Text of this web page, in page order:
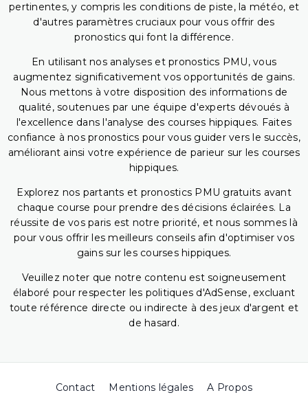
pertinentes, y compris les conditions de piste, la météo, et
d'autres paramètres cruciaux pour vous offrir des
pronostics qui font la différence.
En utilisant nos analyses et pronostics PMU, vous
augmentez significativement vos opportunités de gains.
Nous mettons à votre disposition des informations de
qualité, soutenues par une équipe d'experts dévoués à
l'excellence dans l'analyse des courses hippiques. Faites
confiance à nos pronostics pour vous guider vers le succès,
améliorant ainsi votre expérience de parieur sur les courses
hippiques.
Explorez nos partants et pronostics PMU gratuits avant
chaque course pour prendre des décisions éclairées. La
réussite de vos paris est notre priorité, et nous sommes là
pour vous offrir les meilleurs conseils afin d'optimiser vos
gains sur les courses hippiques.
Veuillez noter que notre contenu est soigneusement
élaboré pour respecter les politiques d'AdSense, excluant
toute référence directe ou indirecte à des jeux d'argent et
de hasard.
Contact Mentions légales A Propos